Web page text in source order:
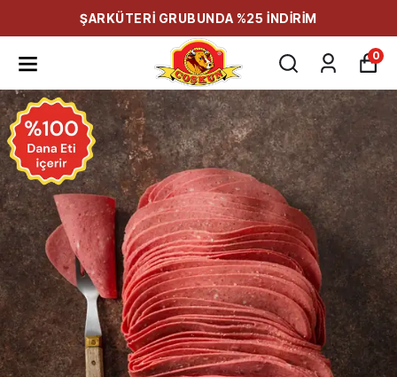
ŞARKÜTERİ GRUBUNDA %25 İNDİRİM
0